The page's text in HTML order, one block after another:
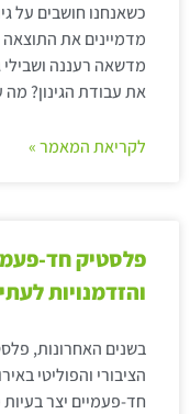
כשאנחנו חושבים על
מדמיינים את התוצאה
מדשאה רעננה ושבילי
את עבודת הגינון?
לקריאת המאמר »
פלסטיק חד-
והזדמנויות
בשנים האחרונות,
הציבורי והפוליטי
חד-פעמיים יצר